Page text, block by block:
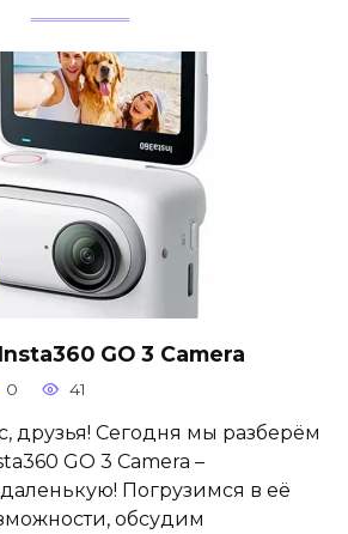
GO 3 Camera
0 41
друзья! Сегодня мы разберём
GO 3 Camera –
Погрузимся в её
обсудим